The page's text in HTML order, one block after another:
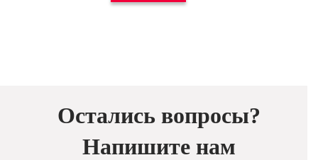
Остались вопросы?
Напишите нам